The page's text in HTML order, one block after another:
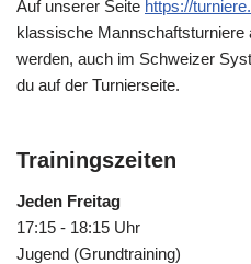
Auf unserer Seite https://
klassische Mannschaftsturniere
werden, auch im Schweizer
du auf der Turnierseite.
Trainingszeiten
Jeden Freitag
17:15 - 18:15 Uhr
Jugend (Grundtraining)